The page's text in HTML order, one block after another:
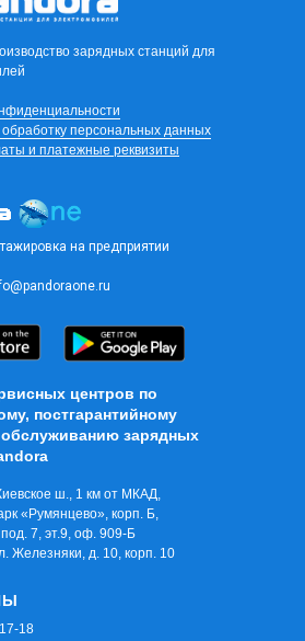
зарядных станций для
персональных данных
и платежные реквизиты
18
ш., 1 км от МКАД,
«Румянцево», корп. Б,
7, эт.9, оф. 909-Б
Железняки, д. 10, корп. 10
центров по
постгарантийному
зарядных
на предприятии